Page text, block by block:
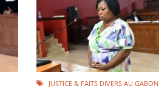
JUSTICE & FAITS DIVERS AU GABON